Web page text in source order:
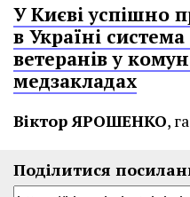
У Києві успішно
в Україні
ветеранів у
медзакладах
Віктор ЯРОШЕНКО,